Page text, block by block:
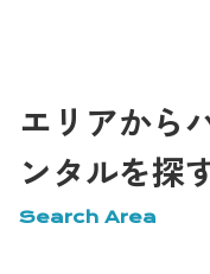
エリアから
ンタルを探
Search Area